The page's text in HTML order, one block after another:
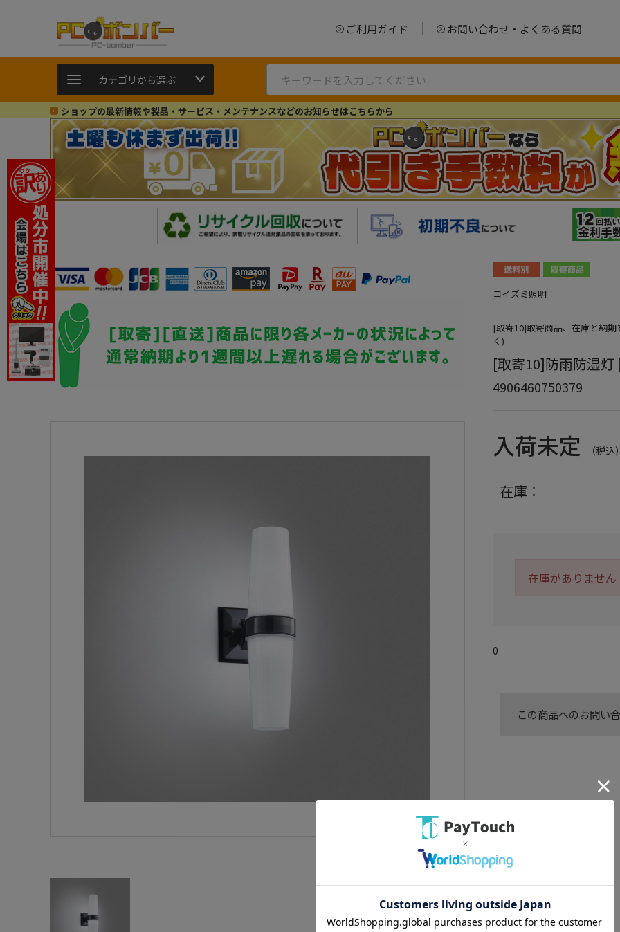
ご利用ガイド お問い合わせ・よくある質問
カテゴリから選ぶ
ショップの最新情報や製品・サービス・メンテナンスなどのお知らせはこちらから
コイズミ照明
[取寄10]取寄商品、在庫と納
く)
[取寄10]防雨防湿
4906460750379
入荷未定 （税込
在庫：
在庫がありません
0
この商品へのお問い